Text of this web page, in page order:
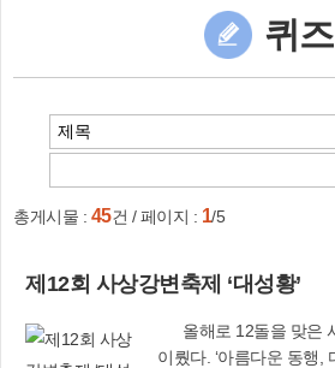
퀴즈
총게시물 : 45건 / 페이지 : 1/5
제12회 사상강변축제 ‘대성황’
이뤘다. ‘아름다운 동행, 다문화 이웃과 함께’라는